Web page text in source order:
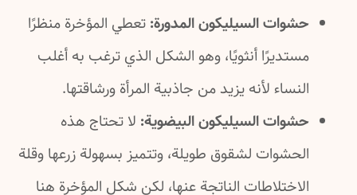
حشوات السيليكون المدورة: تعطي المؤخرة منظرًا
مستديرًا أنثويًا، وهو الشكل الذي ترغب به أغلب
النساء لأنه يزيد من جاذبية المرأة ورشاقتها.
حشوات السيليكون البيضوية: لا تحتاج هذه
الحشوات لشقوق طويلة، وتتميز بسهولة زرعها وقلة
الاختلاطات الناتجة عنها، لكن شكل المؤخرة هنا